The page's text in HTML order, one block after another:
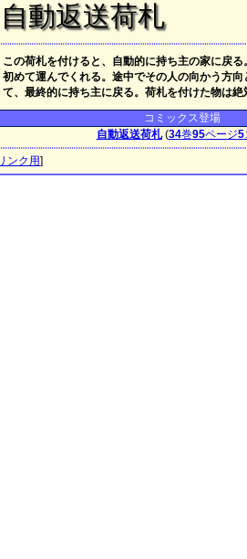
自動返送荷札
この荷札を付けると、自動的に持ち主の家に戻
初めて運んでくれる。途中でその人の向かう方
て、最終的に持ち主に戻る。荷札を付けた物は
コミックス登場
自動返送荷札(34巻95ページ5
ンク用]